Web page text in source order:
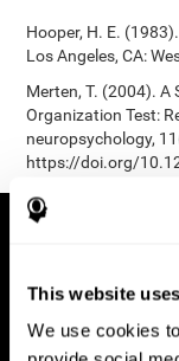
This website
We use cookies
Hooper, H. E.
Los Angeles, CA:
Merten, T. (2004). A
Organization Test:
neuropsychology,
https://doi.org/